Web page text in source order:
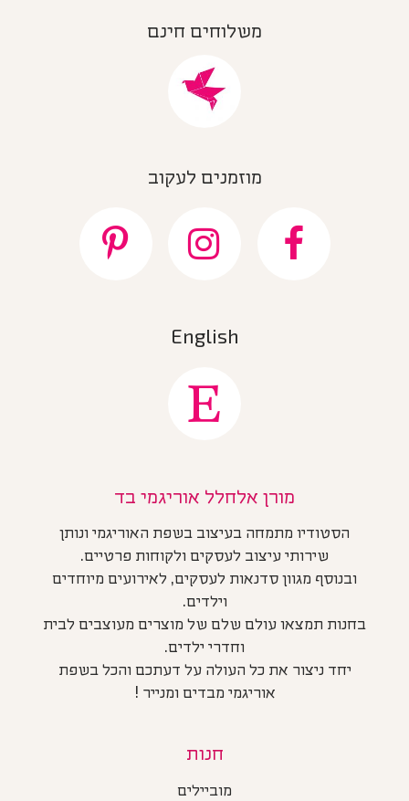
משלוחים חינם
מוזמנים לעקוב
English
מורן אלחלל אוריגמי בד
הסטודיו מתמחה בעיצוב בשפת האוריגמי ונותן
שירותי עיצוב לעסקים ולקוחות פרטיים.
ובנוסף מגוון סדנאות לעסקים, לאירועים מיוחדים
וילדים.
בחנות תמצאו עולם שלם של מוצרים מעוצבים לבית
וחדרי ילדים.
יחד ניצור את כל העולה על דעתכם והכל בשפת
אוריגמי מבדים ומנייר !
חנות
מוביילים